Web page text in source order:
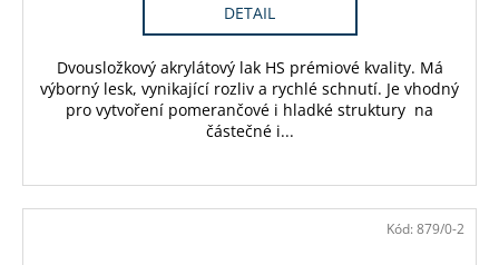
DETAIL
Dvousložkový akrylátový lak HS prémiové kvality. Má
výborný lesk, vynikající rozliv a rychlé schnutí. Je vhodný
pro vytvoření pomerančové i hladké struktury na
částečné i...
Kód: 879/0-2